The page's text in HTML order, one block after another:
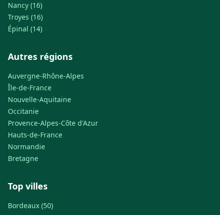
Nancy (16)
Troyes (16)
Épinal (14)
Autres régions
Auvergne-Rhône-Alpes
Île-de-France
Nouvelle-Aquitaine
Occitanie
Provence-Alpes-Côte d'Azur
Hauts-de-France
Normandie
Bretagne
Top villes
Bordeaux (50)